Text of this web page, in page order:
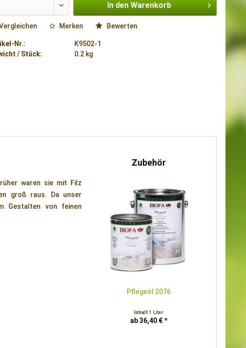
In den Warenkorb
Merken Bewerten
Nr.:
K9502-1
/ Stück:
0.2 kg
waren sie mit Filz
groß raus. Da unser
Gestalten von feinen
Zubehör
Pflegeöl 2076
Inhalt1 Liter
ab 36,40 € *